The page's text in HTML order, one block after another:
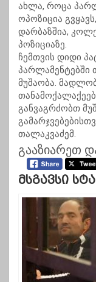
ახლა, როცა
ოპოზიცია
დარბაზშია,
პოზიციაზე.
ჩემთვის დიდი
პარლამენტებში
მუშაობა.
განვაგრძობთ
თალაკვაძემ.
გააზიარეთ
Მსგავსი